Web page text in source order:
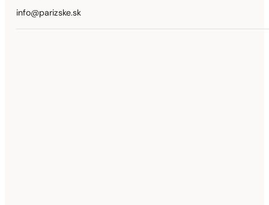
info@parizske.sk